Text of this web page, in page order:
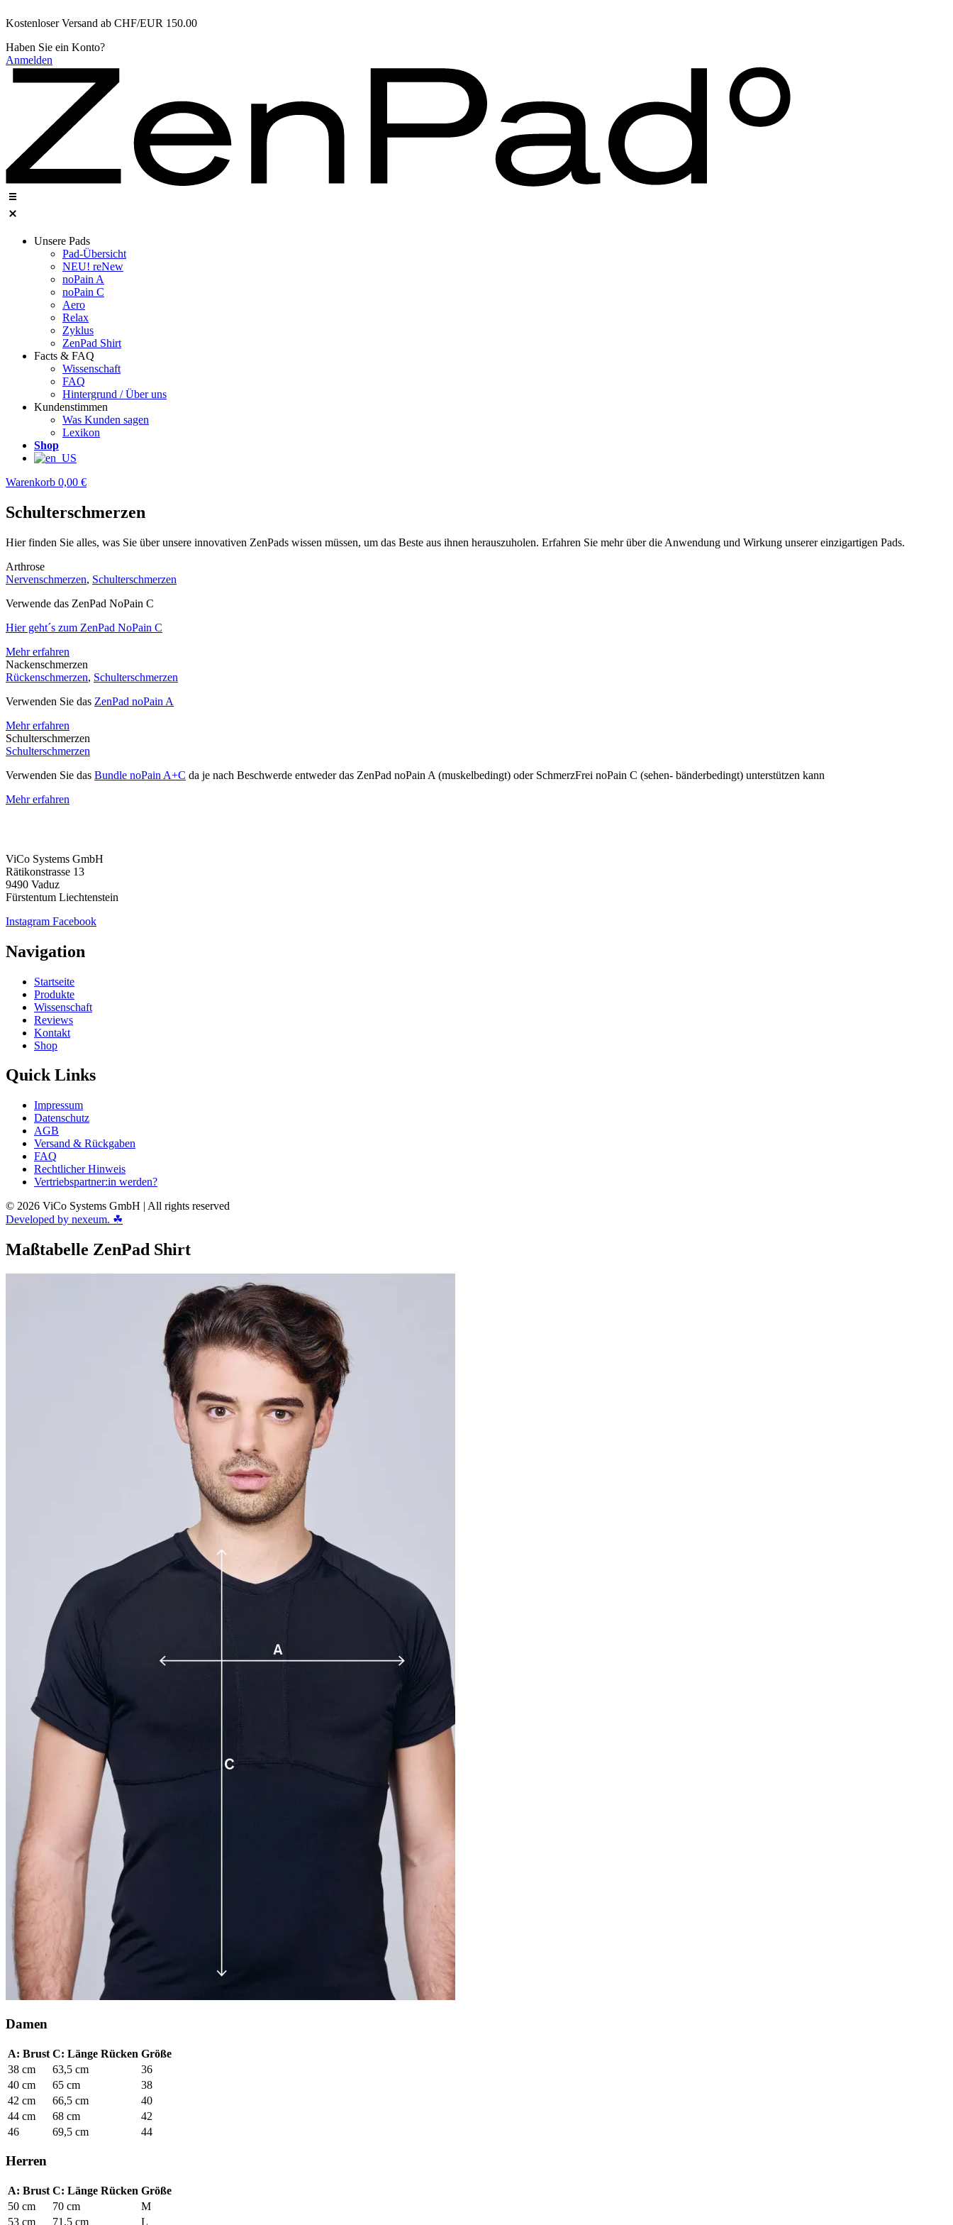
Inhalt
Kostenloser Versand ab CHF/EUR 150.00
Haben Sie ein Konto?
Anmelden
Unsere Pads
Pad-Übersicht
NEU! reNew
noPain A
noPain C​
Aero
Relax
Zyklus
ZenPad Shirt
Facts & FAQ
Wissenschaft
FAQ
Hintergrund / Über uns
Kundenstimmen
Was Kunden sagen
Lexikon
Shop
Warenkorb 0,00 €
Schulterschmerzen
Hier finden Sie alles, was Sie über unsere innovativen ZenPads wissen müssen, um das Beste aus ihnen herauszuholen. Erfahren Sie mehr über die Anwendung und Wirkung unserer einzigartigen Pads.
Arthrose
Nervenschmerzen, Schulterschmerzen
Verwende das ZenPad NoPain C
Hier geht´s zum ZenPad NoPain C
Mehr erfahren
Nackenschmerzen
Rückenschmerzen, Schulterschmerzen
Verwenden Sie das ZenPad noPain A
Mehr erfahren
Schulterschmerzen
Schulterschmerzen
Verwenden Sie das Bundle noPain A+C da je nach Beschwerde entweder das ZenPad noPain A (muskelbedingt) oder SchmerzFrei noPain C (sehen- bänderbedingt) unterstützen kann
Mehr erfahren
ViCo Systems GmbH
Rätikonstrasse 13
9490 Vaduz
Fürstentum Liechtenstein
Instagram Facebook
Navigation
Startseite
Produkte
Wissenschaft
Reviews
Kontakt
Shop
Quick Links
Impressum
Datenschutz
AGB
Versand & Rückgaben
FAQ
Rechtlicher Hinweis
Vertriebspartner:in werden?
© 2026 ViCo Systems GmbH | All rights reserved
Developed by nexeum. ☘
Maßtabelle ZenPad Shirt
Damen
A: Brust C: Länge Rücken Größe
38 cm
63,5 cm
36
40 cm
65 cm
38
42 cm
66,5 cm
40
44 cm
68 cm
42
46
69,5 cm 44
Herren
A: Brust C: Länge Rücken Größe
50 cm
70 cm
M
53 cm
71,5 cm L